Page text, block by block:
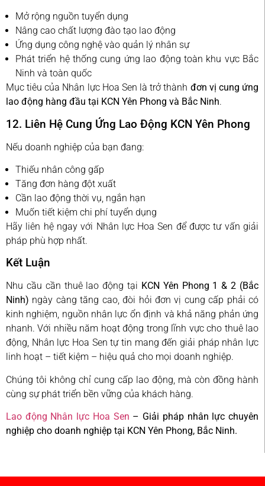
Mở rộng nguồn tuyển dụng
Nâng cao chất lượng đào tạo lao động
Ứng dụng công nghệ vào quản lý nhân sự
Phát triển hệ thống cung ứng lao động toàn khu vực Bắc
Ninh và toàn quốc
Mục tiêu của Nhân lực Hoa Sen là trở thành đơn vị cung ứng
lao động hàng đầu tại KCN Yên Phong và Bắc Ninh.
12. Liên Hệ Cung Ứng Lao Động KCN Yên Phong
Nếu doanh nghiệp của bạn đang:
Thiếu nhân công gấp
Tăng đơn hàng đột xuất
Cần lao động thời vụ, ngắn hạn
Muốn tiết kiệm chi phí tuyển dụng
Hãy liên hệ ngay với Nhân lực Hoa Sen để được tư vấn giải
pháp phù hợp nhất.
Kết Luận
Nhu cầu cần thuê lao động tại KCN Yên Phong 1 & 2 (Bắc
Ninh) ngày càng tăng cao, đòi hỏi đơn vị cung cấp phải có
kinh nghiệm, nguồn nhân lực ổn định và khả năng phản ứng
nhanh. Với nhiều năm hoạt động trong lĩnh vực cho thuê lao
động, Nhân lực Hoa Sen tự tin mang đến giải pháp nhân lực
linh hoạt – tiết kiệm – hiệu quả cho mọi doanh nghiệp.
Chúng tôi không chỉ cung cấp lao động, mà còn đồng hành
cùng sự phát triển bền vững của khách hàng.
Lao động Nhân lực Hoa Sen – Giải pháp nhân lực chuyên
nghiệp cho doanh nghiệp tại KCN Yên Phong, Bắc Ninh.